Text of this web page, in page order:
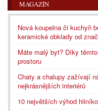
MAGAZÍN
Nová koupelna či kuchyň
keramické obklady od
Máte malý byt? Díky
prostoru
Chaty a chalupy zažívají
nejkrásnějších interiérů
10 největších výhod